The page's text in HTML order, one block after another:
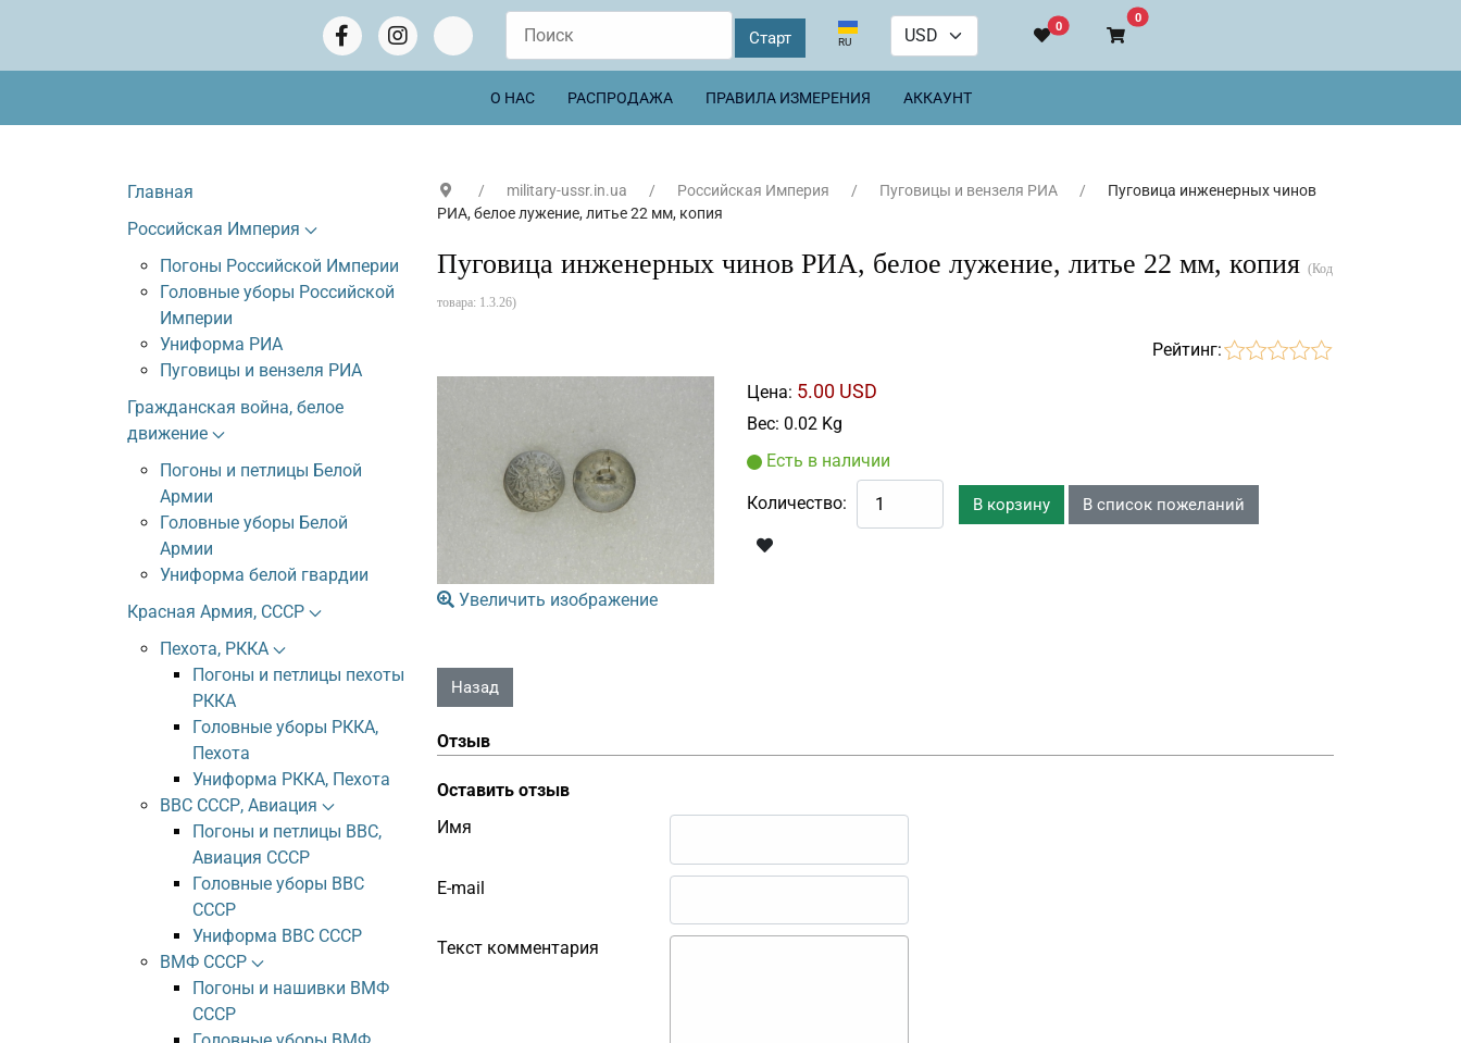
Выберите язык
RU
0
0В корзину
О НАС РАСПРОДАЖА ПРАВИЛА ИЗМЕРЕНИЯ АККАУНТ
Главная
Российская Империя
Погоны Российской Империи
Головные уборы Российской
Империи
Униформа РИА
Пуговицы и вензеля РИА
Гражданская война, белое
движение
Погоны и петлицы Белой
Армии
Головные уборы Белой
Армии
Униформа белой гвардии
Красная Армия, СССР
Пехота, РККА
Погоны и петлицы пехоты
РККА
Головные уборы РККА,
Пехота
Униформа РККА, Пехота
ВВС СССР, Авиация
Погоны и петлицы ВВС,
Авиация СССР
Головные уборы ВВС
СССР
Униформа ВВС СССР
ВМФ СССР
Погоны и нашивки ВМФ
СССР
military-ussr.in.ua Российская Империя Пуговицы и вензеля РИА
Пуговица инженерных чинов
РИА, белое лужение, литье 22 мм, копия
Пуговица инженерных чинов РИА, белое лужение, литье 22 мм, копия (Код
товара: 1.3.26)
Рейтинг:
Увеличить изображение
Цена: 5.00 USD
Вес: 0.02 Kg
Есть в наличии
Количество:
Отзыв
Оставить отзыв
Имя
E-mail
Текст комментария